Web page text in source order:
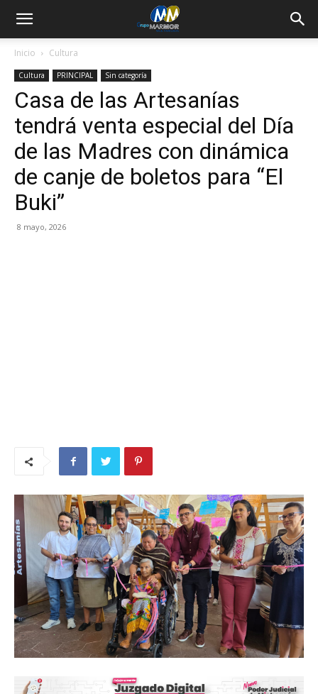
Inicio Cultura
Cultura PRINCIPAL Sin categoría
Casa de las Artesanías
tendrá venta especial del Día
de las Madres con dinámica
de canje de boletos para “El
Buki”
8 mayo, 2026